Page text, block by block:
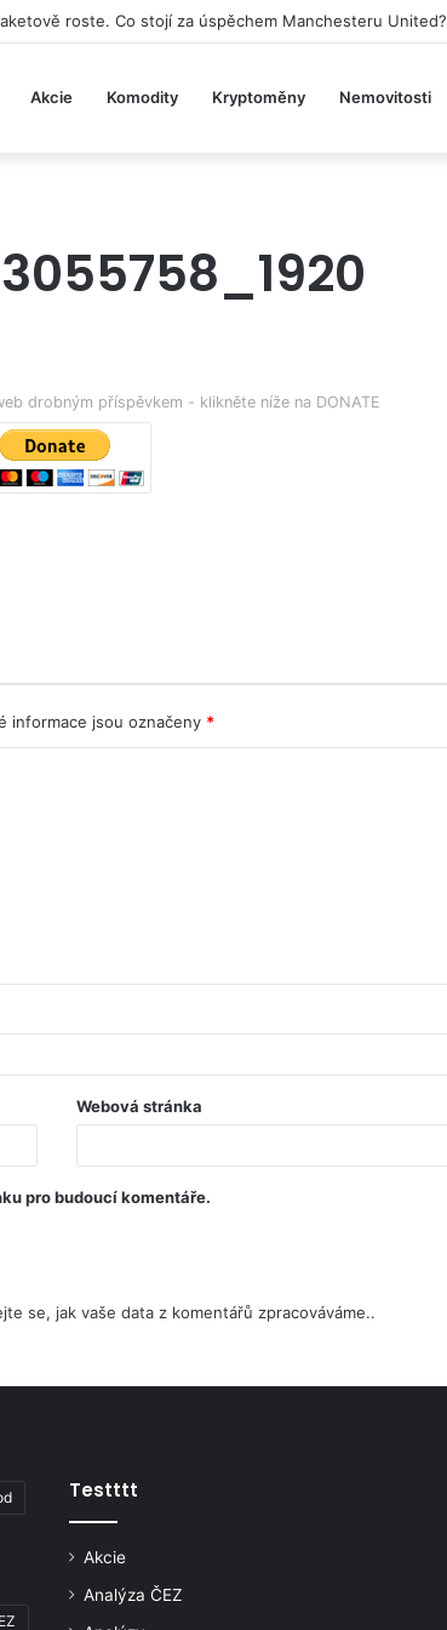
roste. Co stojí za úspěchem Manchesteru United?
Akcie Komodity Kryptoměny Nemovitosti
drobným příspěvkem - klikněte níže na DONATE
informace jsou označeny *
Webová stránka
pro budoucí komentáře.
se, jak vaše data z komentářů zpracováváme..
Testttt
Akcie
Analýza ČEZ